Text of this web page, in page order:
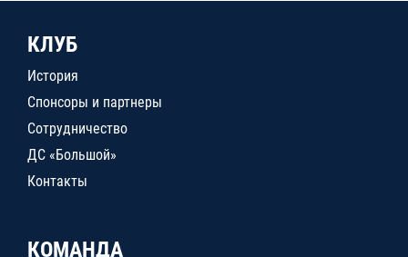
КЛУБ
История
Спонсоры и партнеры
Сотрудничество
ДС «Большой»
Контакты
КОМАНДА